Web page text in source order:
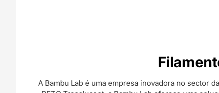
A Bambu Lab é uma empresa inovadora no sector